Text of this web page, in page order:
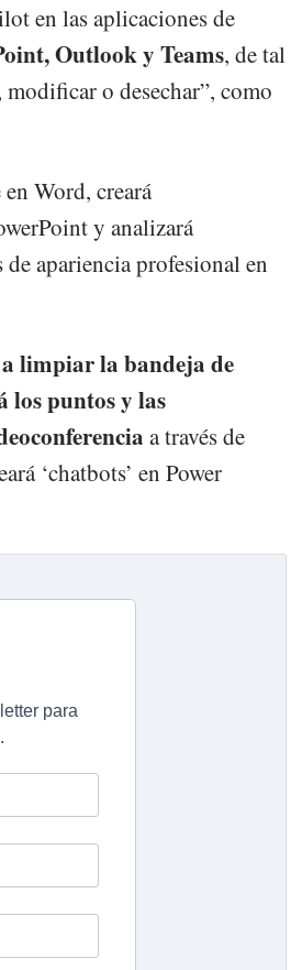
en las aplicaciones de
Outlook y Teams, de tal
o desechar”, como
Word, creará
y analizará
apariencia profesional en
limpiar la bandeja de
los puntos y las
a través de
‘chatbots’ en Power